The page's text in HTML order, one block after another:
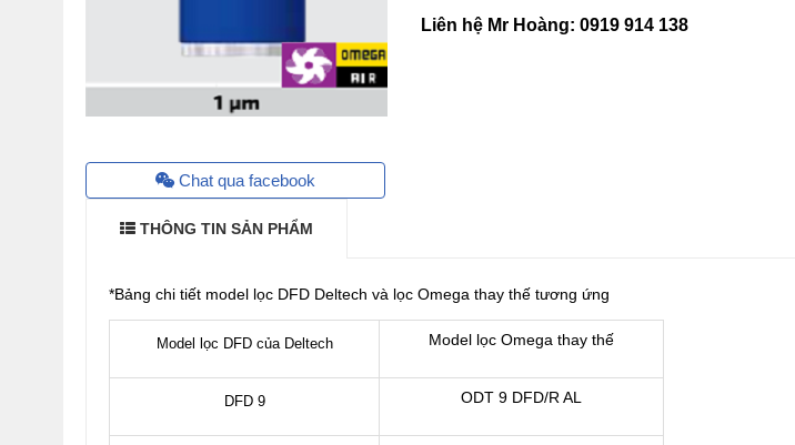
Chat qua facebook
Liên hệ Mr Hoàng: 0919 914 138
THÔNG TIN SẢN PHẨM
*Bảng chi tiết model lọc DFD Deltech và lọc Omega thay thế tương ứng
Model lọc DFD của Deltech Model lọc Omega thay thế
DFD 9 ODT 9 DFD/R AL